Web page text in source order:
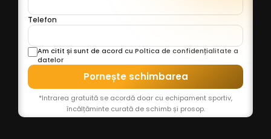
Telefon
Am citit și sunt de acord cu Poltica de confidențialitate a
datelor
Pornește schimbarea
*Intrarea gratuită se acordă doar cu echipament sportiv,
încălțăminte curată de schimb și prosop.